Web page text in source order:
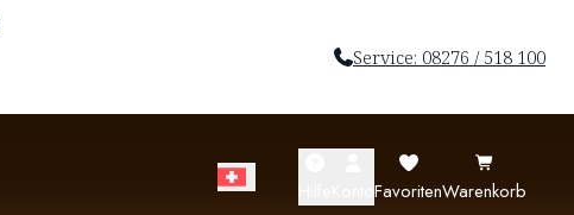
Service: 08276 / 518 100
FavoritenWarenkorb